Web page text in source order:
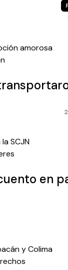
amorosa
SCJN
en
y Colima